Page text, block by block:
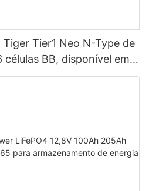
Tier1 Neo N-Type de
BB, disponível em
W, 630 W e 650 W.